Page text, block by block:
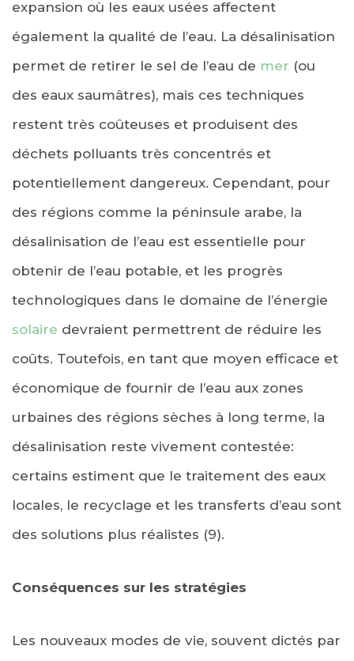
expansion où les eaux usées affectent
également la qualité de l’eau. La désalinisation
permet de retirer le sel de l’eau de mer (ou
des eaux saumâtres), mais ces techniques
restent très coûteuses et produisent des
déchets polluants très concentrés et
potentiellement dangereux. Cependant, pour
des régions comme la péninsule arabe, la
désalinisation de l’eau est essentielle pour
obtenir de l’eau potable, et les progrès
technologiques dans le domaine de l’énergie
solaire devraient permettrent de réduire les
coûts. Toutefois, en tant que moyen efficace et
économique de fournir de l’eau aux zones
urbaines des régions sèches à long terme, la
désalinisation reste vivement contestée:
certains estiment que le traitement des eaux
locales, le recyclage et les transferts d’eau sont
des solutions plus réalistes (9).
Conséquences sur les stratégies
Les nouveaux modes de vie, souvent dictés par